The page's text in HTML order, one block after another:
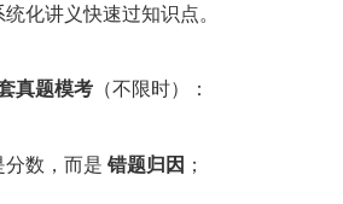
化讲义快速过知识点。
真题模考 （不限时）：
分数，而是错题归因 ；